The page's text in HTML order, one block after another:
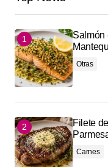
Salmón
Otras
Filete
Carnes